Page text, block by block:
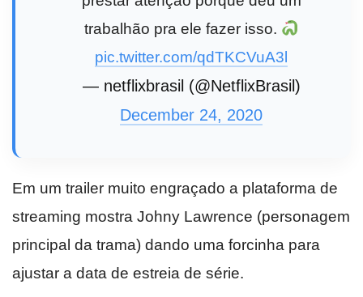
trabalhão pra ele fazer isso.
pic.twitter.com/qdTKCVuA3l
— netflixbrasil (@NetflixBrasil)
December 24, 2020
Em um trailer muito engraçado a plataforma de
streaming mostra Johny Lawrence (personagem
principal da trama) dando uma forcinha para
ajustar a data de estreia de série.